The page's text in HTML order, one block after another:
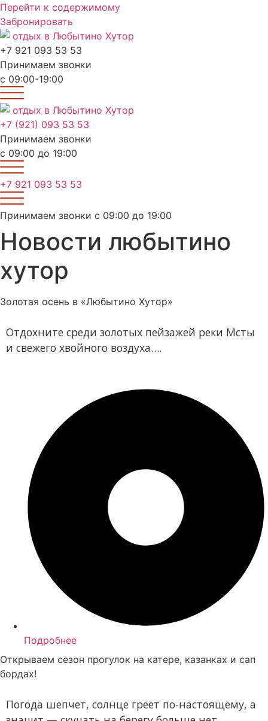
Перейти к содержимому
Забронировать
+7 921 093 53 53
Принимаем звонки
с 09:00-19:00
+7 (921) 093 53 53
Принимаем звонки
с 09:00 до 19:00
+7 921 093 53 53
Принимаем звонки с 09:00 до 19:00
Новости любытино
хутор
Золотая осень в «Любытино Хутор»
Отдохните среди золотых пейзажей реки Мсты
и свежего хвойного воздуха….
Подробнее
Открываем сезон прогулок на катере, казанках и сап
бордах!
Погода шепчет, солнце греет по-настоящему, а